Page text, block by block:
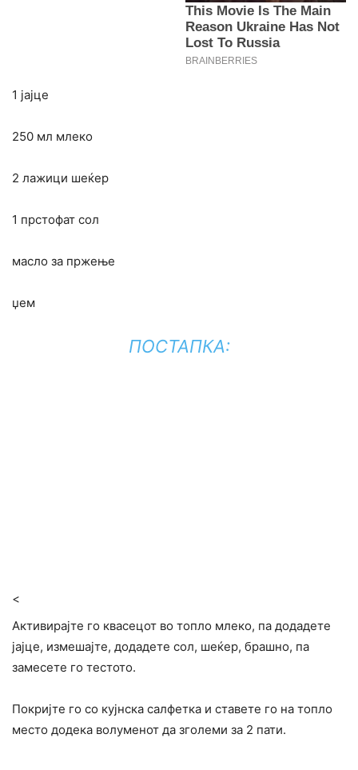
1 јајце
250 мл млеко
2 лажици шеќер
1 прстофат сол
масло за пржење
џем
ПОСТАПКА:
<
Активирајте го квасецот во топло млеко, па додадете
јајце, измешајте, додадете сол, шеќер, брашно, па
замесете го тестото.
Покријте го со кујнска салфетка и ставете го на топло
место додека волуменот да зголеми за 2 пати.